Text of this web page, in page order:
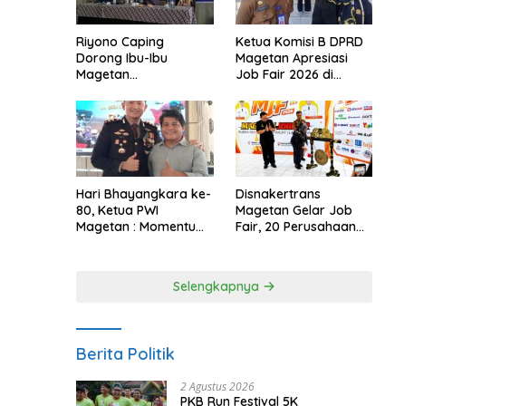
Riyono Caping
Dorong Ibu-Ibu
Magetan
Ikan, Perkuat Budaya
Gemar Makan Ikan
Ketua Komisi B DPRD
Magetan Apresiasi
Job Fair 2026 di
Anggaran
Hari Bhayangkara ke-
80, Ketua PWI
Magetan : Momentum
Disnakertrans
Magetan Gelar Job
Fair, 20 Perusahaan
Selengkapnya
Berita Politik
2 Agustus 2026
PKB Run Festival 5K